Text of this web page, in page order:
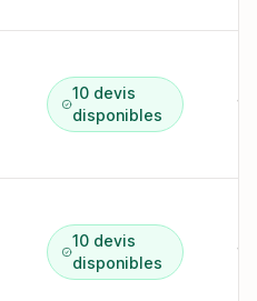
10 devis
disponibles
10 devis
disponibles